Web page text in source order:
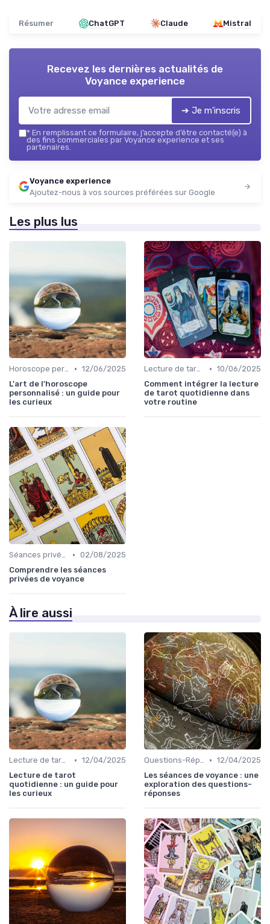
Résumer ChatGPT Claude Mistral
Recevez les dernières actualités de
Voyance experience
➔ Je m'inscris
* En remplissant ce formulaire, j’accepte d’être contacté(e) à
des fins commerciales par Voyance experience et ses
partenaires.
Voyance experience
Ajoutez-nous à vos sources préférées sur Google
Les plus lus
Horoscope personnalisé • 12/06/2025
L'art de l'horoscope
personnalisé : un guide pour
les curieux
Lecture de tarot quotidienne • 10/06/2025
Comment intégrer la lecture
de tarot quotidienne dans
votre routine
Séances privées • 02/08/2025
Comprendre les séances
privées de voyance
À lire aussi
Lecture de tarot quotidienne • 12/04/2025
Lecture de tarot
quotidienne : un guide pour
les curieux
Questions-Réponses • 12/04/2025
Les séances de voyance : une
exploration des questions-
réponses